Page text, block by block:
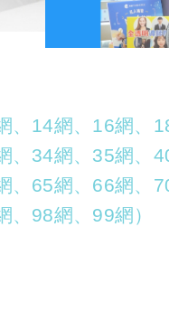
14網、16網、
、34網、35網、
65網、66網、
98網、99網）